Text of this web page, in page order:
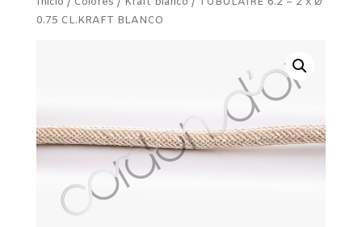
0.75 CL.KRAFT BLANCO